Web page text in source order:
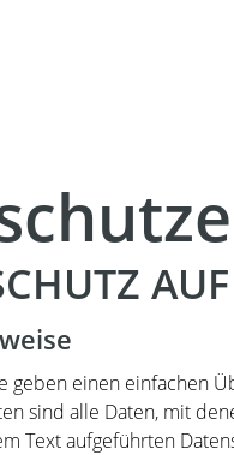
geben einen einfachen
sind alle Daten, mit
Text aufgeführten